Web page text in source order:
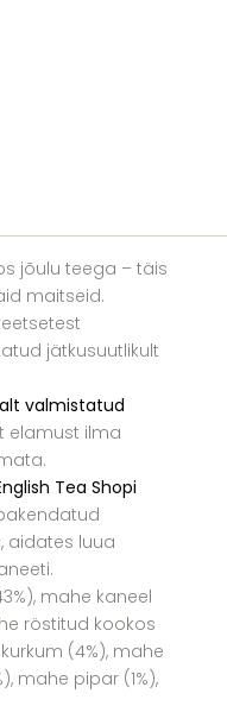
jõulu teega – täis
maitseid.
jätkusuutlikult
valmistatud
elamust ilma
Tea Shopi
aidates luua
mahe kaneel
röstitud kookos
(4%), mahe
mahe pipar (1%),